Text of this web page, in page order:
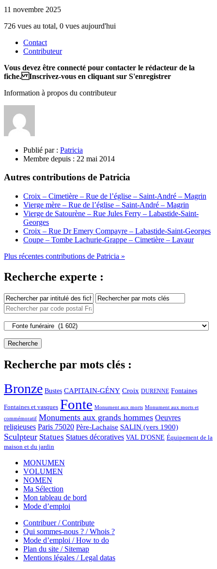
11 novembre 2025
726 vues au total, 0 vues aujourd'hui
Contact
Contributeur
Vous devez être connecté pour contacter le rédacteur de la
fiche. Inscrivez-vous en cliquant sur S'enregistrer
Information à propos du contributeur
Publié par : Patricia
Membre depuis : 22 mai 2014
Autres contributions de Patricia
Croix – Cimetière – Rue de l’église – Saint-André – Magrin
Vierge mère – Rue de l’église – Saint-André – Magrin
Vierge de Satourène – Rue Jules Ferry – Labastide-Saint-
Georges
Croix – Rue Dr Emery Compayre – Labastide-Saint-Georges
Coupe – Tombe Lachurie-Grappe – Cimetière – Lavaur
Plus récentes contributions de Patricia »
Recherche experte :
Recherche par mots clés :
Bronze Bustes CAPITAIN-GÉNY Croix DURENNE Fontaines
Fontaines et vasques Fonte Monument aux morts Monument aux morts et
commémoratif Monuments aux grands hommes Oeuvres
religieuses Paris 75020 Père-Lachaise SALIN (vers 1900)
Sculpteur Statues Statues décoratives VAL D'OSNE Équipement de la
maison et du jardin
MONUMEN
VOLUMEN
NOMEN
Ma Sélection
Mon tableau de bord
Mode d’emploi
Contribuer / Contribute
Qui sommes-nous ? / Whois ?
Mode d’emploi / How to do
Plan du site / Sitemap
Mentions légales / Legal datas